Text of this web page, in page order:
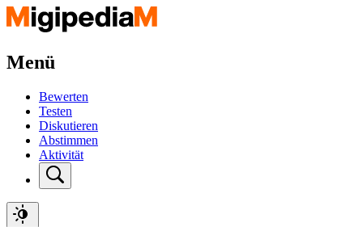
Menü
Bewerten
Testen
Diskutieren
Abstimmen
Aktivität